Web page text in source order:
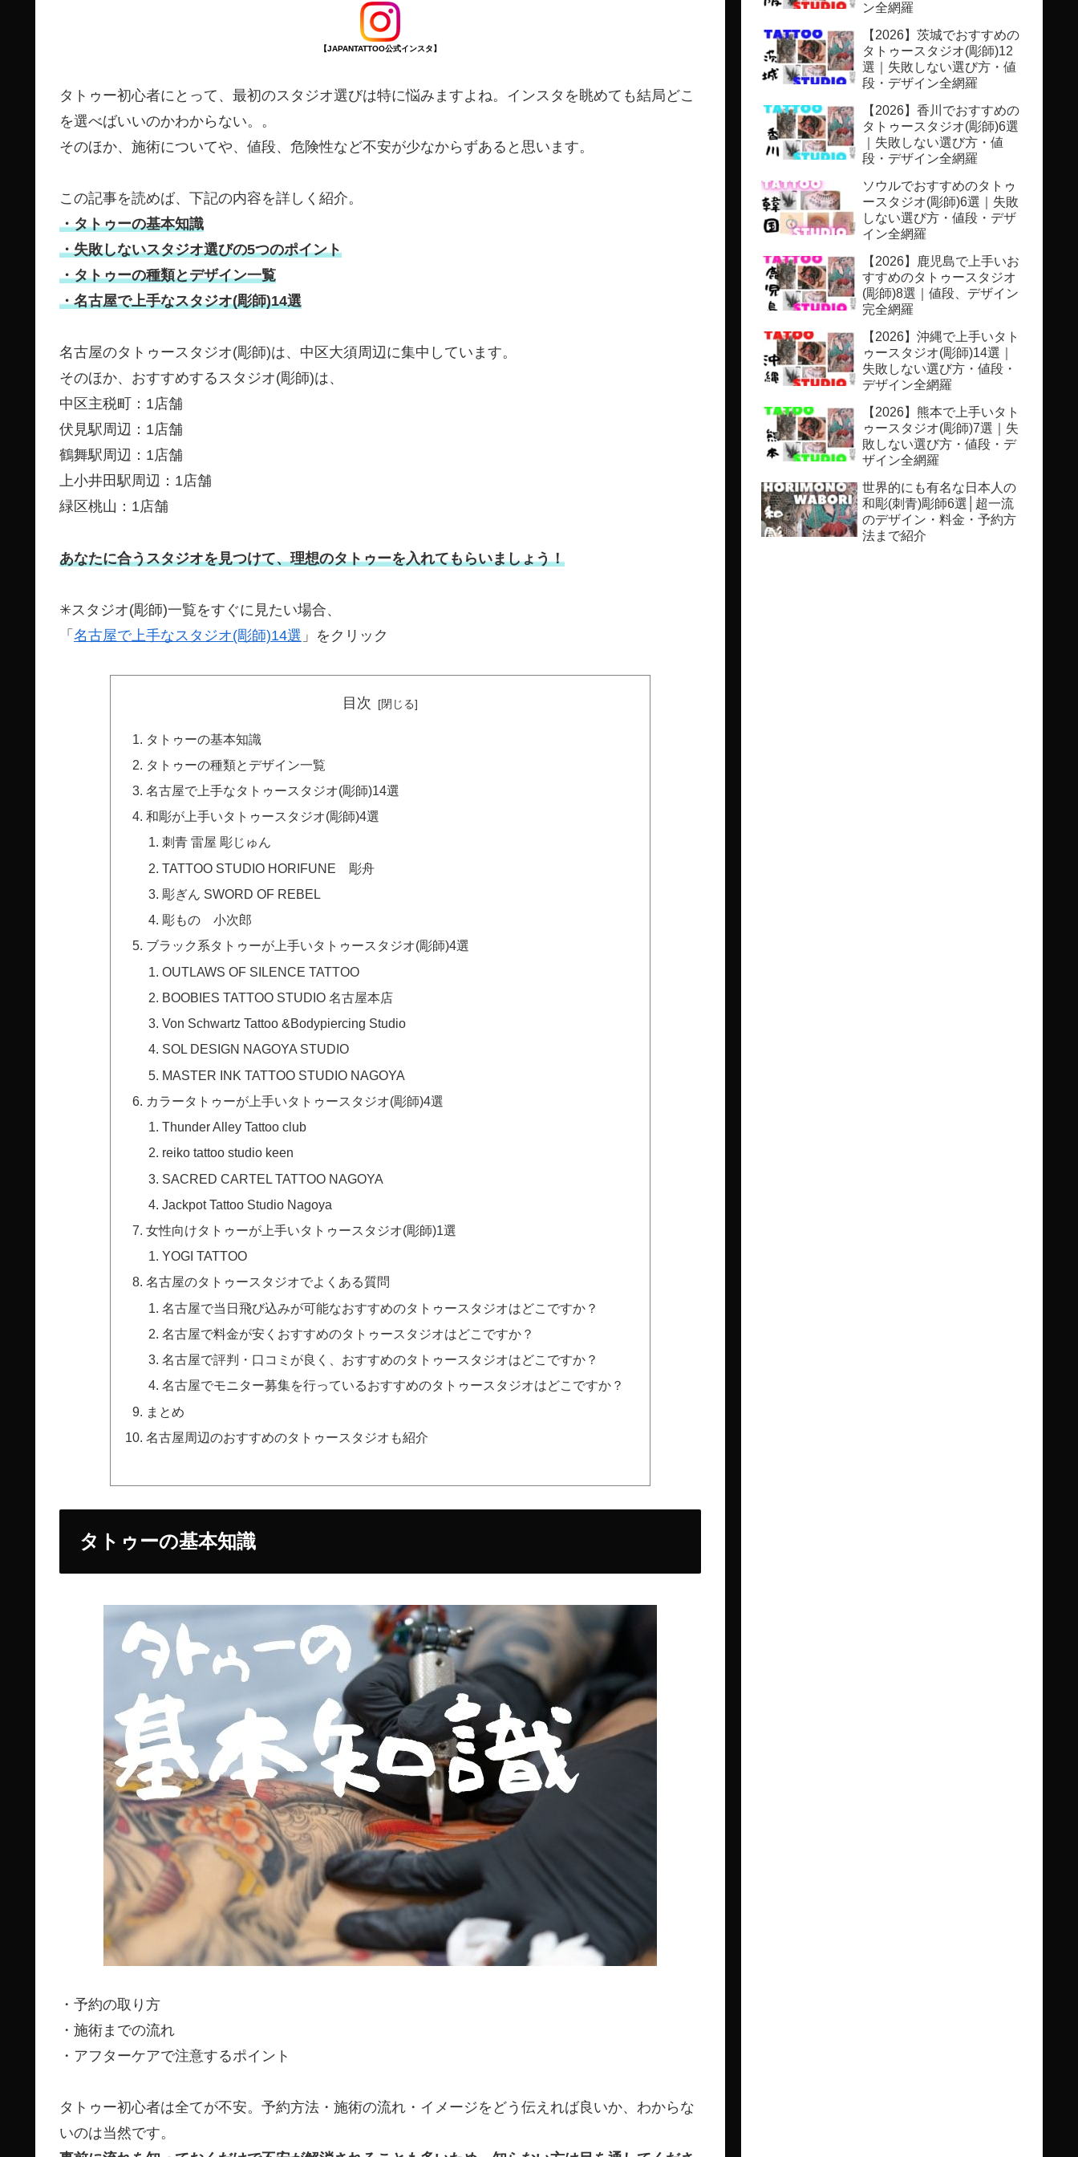
【JAPANTATTOO公式インスタ】
タトゥー初心者にとって、最初のスタジオ選びは特に悩みますよね。インスタを眺めても結局どこ
を選べばいいのかわからない。。
そのほか、施術についてや、値段、危険性など不安が少なからずあると思います。
この記事を読めば、下記の内容を詳しく紹介。
・タトゥーの基本知識
・失敗しないスタジオ選びの5つのポイント
・タトゥーの種類とデザイン一覧
・名古屋で上手なスタジオ(彫師)14選
名古屋のタトゥースタジオ(彫師)は、中区大須周辺に集中しています。
そのほか、おすすめするスタジオ(彫師)は、
中区主税町：1店舗
伏見駅周辺：1店舗
鶴舞駅周辺：1店舗
上小井田駅周辺：1店舗
緑区桃山：1店舗
あなたに合うスタジオを見つけて、理想のタトゥーを入れてもらいましょう！
✳︎スタジオ(彫師)一覧をすぐに見たい場合、
「 名古屋で上手なスタジオ(彫師)14選 」をクリック
目次
タトゥーの基本知識
タトゥーの種類とデザイン一覧
名古屋で上手なタトゥースタジオ(彫師)14選
和彫が上手いタトゥースタジオ(彫師)4選
刺青 雷屋 彫じゅん
TATTOO STUDIO HORIFUNE 彫舟
彫ぎん SWORD OF REBEL
彫もの 小次郎
ブラック系タトゥーが上手いタトゥースタジオ(彫師)4選
OUTLAWS OF SILENCE TATTOO
BOOBIES TATTOO STUDIO 名古屋本店
Von Schwartz Tattoo &Bodypiercing Studio
SOL DESIGN NAGOYA STUDIO
MASTER INK TATTOO STUDIO NAGOYA
カラータトゥーが上手いタトゥースタジオ(彫師)4選
Thunder Alley Tattoo club
reiko tattoo studio keen
SACRED CARTEL TATTOO NAGOYA
Jackpot Tattoo Studio Nagoya
女性向けタトゥーが上手いタトゥースタジオ(彫師)1選
YOGI TATTOO
名古屋のタトゥースタジオでよくある質問
名古屋で当日飛び込みが可能なおすすめのタトゥースタジオはどこですか？
名古屋で料金が安くおすすめのタトゥースタジオはどこですか？
名古屋で評判・口コミが良く、おすすめのタトゥースタジオはどこですか？
名古屋でモニター募集を行っているおすすめのタトゥースタジオはどこですか？
まとめ
名古屋周辺のおすすめのタトゥースタジオも紹介
タトゥーの基本知識
・予約の取り方
・施術までの流れ
・アフターケアで注意するポイント
タトゥー初心者は全てが不安。予約方法・施術の流れ・イメージをどう伝えれば良いか、わからな
いのは当然です。
ン全網羅
【2026】茨城でおすすめの
タトゥースタジオ(彫師)12
選｜失敗しない選び方・値
段・デザイン全網羅
【2026】香川でおすすめの
タトゥースタジオ(彫師)6選
｜失敗しない選び方・値
段・デザイン全網羅
ソウルでおすすめのタトゥ
ースタジオ(彫師)6選｜失敗
しない選び方・値段・デザ
イン全網羅
【2026】鹿児島で上手いお
すすめのタトゥースタジオ
(彫師)8選｜値段、デザイン
完全網羅
【2026】沖縄で上手いタト
ゥースタジオ(彫師)14選｜
失敗しない選び方・値段・
デザイン全網羅
【2026】熊本で上手いタト
ゥースタジオ(彫師)7選｜失
敗しない選び方・値段・デ
ザイン全網羅
世界的にも有名な日本人の
和彫(刺青)彫師6選│超一流
のデザイン・料金・予約方
法まで紹介